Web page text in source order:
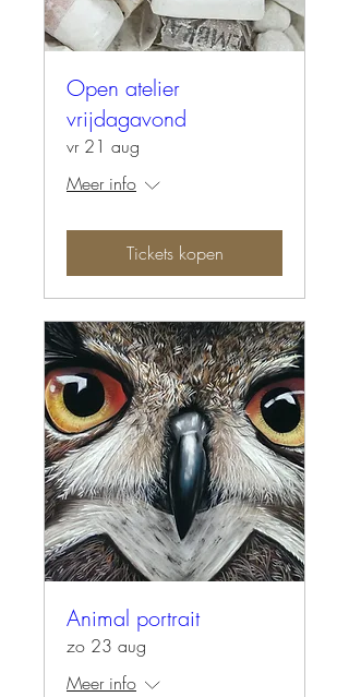
Open atelier
vrijdagavond
vr 21 aug
Meer info
Tickets kopen
Animal portrait
zo 23 aug
Meer info